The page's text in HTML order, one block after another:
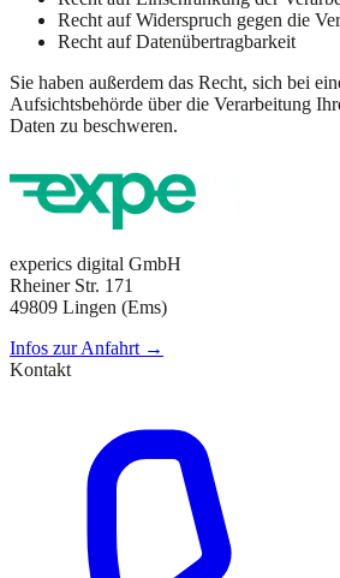
Recht auf Widerspruch gegen die
Recht auf Datenübertragbarkeit
Sie haben außerdem das Recht, sich bei
Aufsichtsbehörde über die Verarbeitung
Daten zu beschweren.
experics digital GmbH
Rheiner Str. 171
49809 Lingen (Ems)
Infos zur Anfahrt →
Kontakt